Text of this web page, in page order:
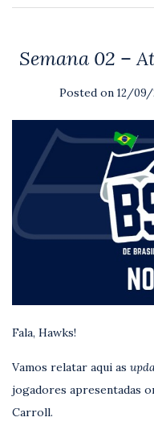
Semana 02 –
Posted on 12/09/
Fala, Hawks!
Vamos relatar aqui as
jogadores apresentadas
Carroll.